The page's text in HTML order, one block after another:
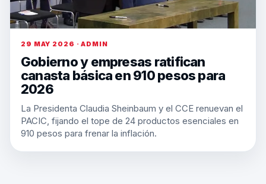
29 MAY 2026 · ADMIN
Gobierno y empresas ratifican
canasta básica en 910 pesos para
2026
La Presidenta Claudia Sheinbaum y el CCE renuevan el
PACIC, fijando el tope de 24 productos esenciales en
910 pesos para frenar la inflación.